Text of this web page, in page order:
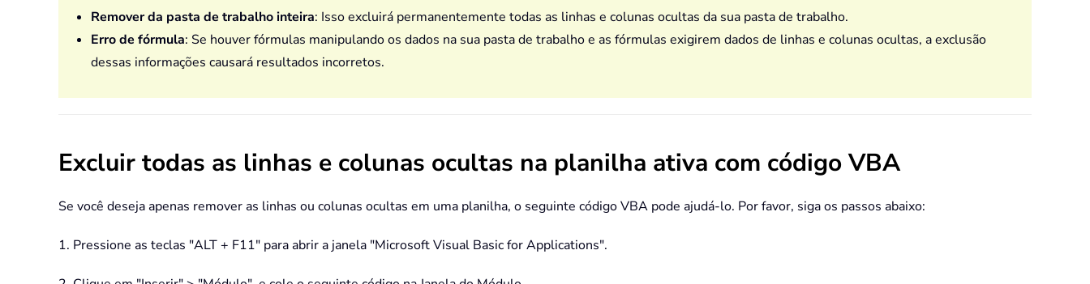
Remover da pasta de trabalho inteira: Isso excluirá permanentemente todas as linhas e colunas ocultas da sua pasta de trabalho.
Erro de fórmula: Se houver fórmulas manipulando os dados na sua pasta de trabalho e as fórmulas exigirem dados de linhas e colunas ocultas, a exclusão
dessas informações causará resultados incorretos.
Excluir todas as linhas e colunas ocultas na planilha ativa com código VBA
Se você deseja apenas remover as linhas ou colunas ocultas em uma planilha, o seguinte código VBA pode ajudá-lo. Por favor, siga os passos abaixo:
1. Pressione as teclas "ALT + F11" para abrir a janela "Microsoft Visual Basic for Applications".